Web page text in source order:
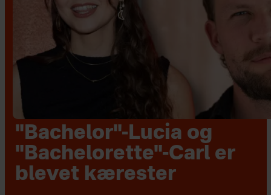
"Bachelor"-Lucia og
"Bachelorette"-Carl er
blevet kærester